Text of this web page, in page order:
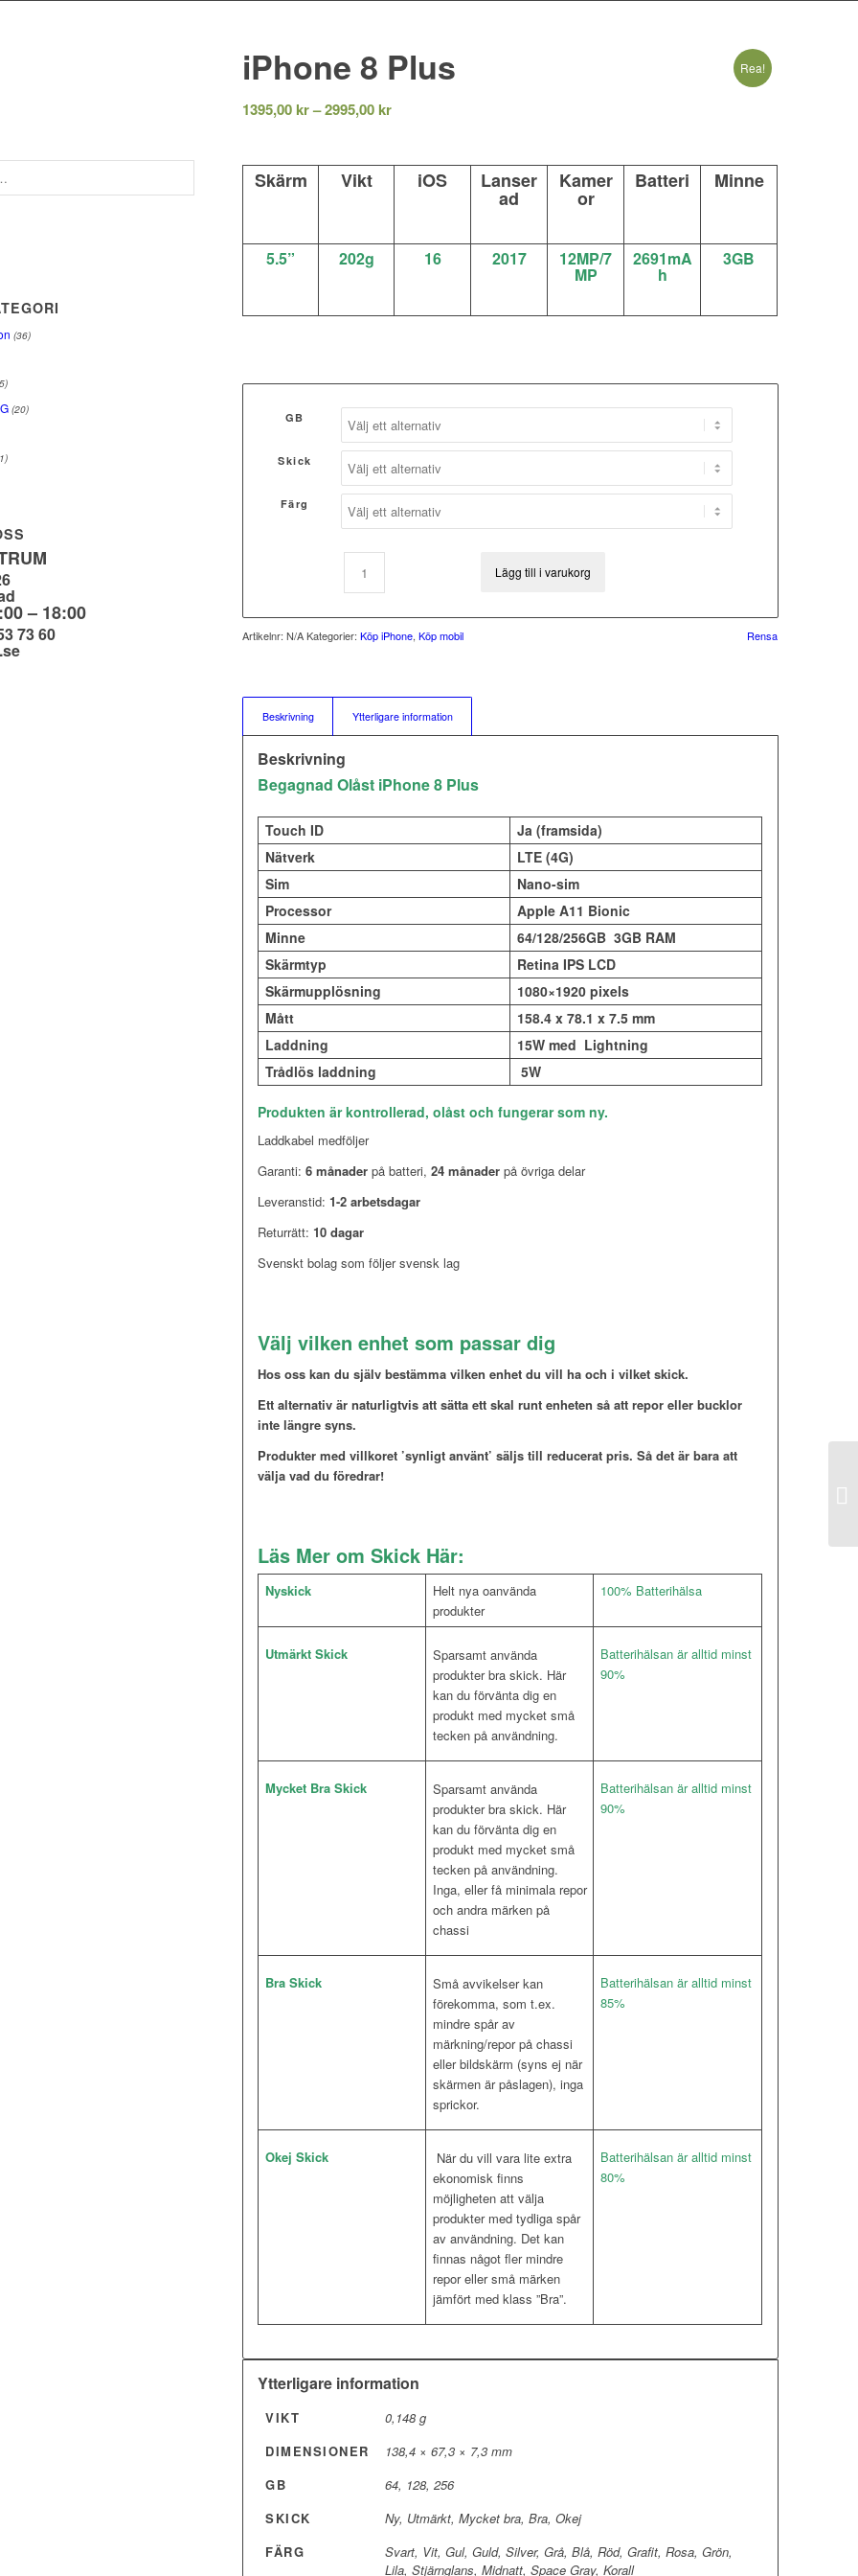
Rea!
(36)
(20)
– 18:00
73 60
iPhone 8 Plus
1395,00 kr–2995,00 krPrisintervall:
2995,00 kr
Skärm Vikt iOS Lanser
ad
Kamer
or
Batteri Minne
5.5” 202g 16 2017 12MP/7
MP
2691mA
h
3GB
GB
Skick
Färg
Rensa
Lägg till i varukorg
Artikelnr:N/A Kategorier:Köp iPhone,Köp mobil
Beskrivning Ytterligare information
Beskrivning
Begagnad Olåst iPhone 8 Plus
Touch ID
Ja (framsida)
Nätverk
LTE (4G)
Sim
Nano-sim
Processor
Apple A11 Bionic
Minne
64/128/256GB 3GB RAM
Skärmtyp
Retina IPS LCD
Skärmupplösning
1080×1920 pixels
Mått
158.4 x 78.1 x 7.5 mm
Laddning
15W med Lightning
Trådlös laddning
5W
Produkten är kontrollerad, olåst och fungerar som ny.
Laddkabel medföljer
Garanti:6 månader på batteri,24 månader på övriga delar
Leveranstid: 1-2 arbetsdagar
Returrätt: 10 dagar
Svenskt bolag som följer svensk lag
Välj vilken enhet som passar dig
Hos oss kan du själv bestämma vilken enhet du vill ha och i vilket skick.
Ett alternativ är naturligtvis att sätta ett skal runt enheten så att repor eller bucklor
inte längre syns.
Produkter med villkoret ’synligt använt’ säljs till reducerat pris. Så det är bara att
välja vad du föredrar!
Läs Mer om Skick Här:
Nyskick
Helt nya oanvända
produkter
100% Batterihälsa
Utmärkt Skick
Sparsamt använda
produkter bra skick. Här
kan du förvänta dig en
produkt med mycket små
tecken på användning.
Batterihälsan är alltid minst
90%
Mycket Bra Skick
Sparsamt använda
produkter bra skick. Här
kan du förvänta dig en
produkt med mycket små
tecken på användning.
Inga, eller få minimala repor
och andra märken på
chassi
Batterihälsan är alltid minst
90%
Bra Skick
Små avvikelser kan
förekomma, som t.ex.
mindre spår av
märkning/repor på chassi
eller bildskärm (syns ej när
skärmen är påslagen), inga
sprickor.
Batterihälsan är alltid minst
85%
Okej Skick
När du vill vara lite extra
ekonomisk finns
möjligheten att välja
produkter med tydliga spår
av användning. Det kan
finnas något fler mindre
repor eller små märken
jämfört med klass ”Bra”.
Batterihälsan är alltid minst
80%
Ytterligare information
VIKT
0,148 g
DIMENSIONER
138,4 × 67,3 × 7,3 mm
GB
64, 128, 256
SKICK
Ny, Utmärkt, Mycket bra, Bra, Okej
FÄRG
Svart, Vit, Gul, Guld, Silver, Grå, Blå, Röd, Grafit, Rosa, Grön,
Lila, Stjärnglans, Midnatt, Space Gray, Korall